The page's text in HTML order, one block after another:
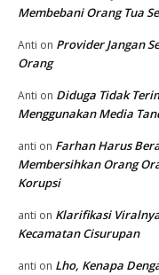
Membebani Orang Tua
Anti on Provider Jangan
Orang
Anti on Diduga Tidak
Menggunakan Media
anti on Farhan Harus
Membersihkan Orang
Korupsi
anti on Klarifikasi
Kecamatan Cisurupan
anti on Lho, Kenapa